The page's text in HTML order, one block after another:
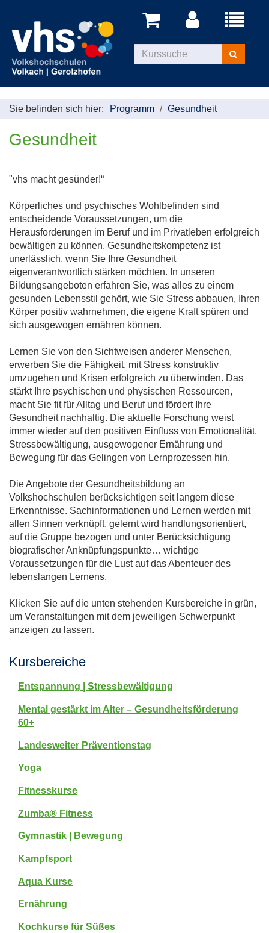
Menü
Kurse
suchen
Sie befinden sich hier: Programm Gesundheit
Gesundheit
"vhs macht gesünder!“
Körperliches und psychisches Wohlbefinden sind
entscheidende Voraussetzungen, um die
Herausforderungen im Beruf und im Privatleben erfolgreich
bewältigen zu können. Gesundheitskompetenz ist
unerlässlich, wenn Sie Ihre Gesundheit
eigenverantwortlich stärken möchten. In unseren
Bildungsangeboten erfahren Sie, was alles zu einem
gesunden Lebensstil gehört, wie Sie Stress abbauen, Ihren
Körper positiv wahrnehmen, die eigene Kraft spüren und
sich ausgewogen ernähren können.
Lernen Sie von den Sichtweisen anderer Menschen,
erwerben Sie die Fähigkeit, mit Stress konstruktiv
umzugehen und Krisen erfolgreich zu überwinden. Das
stärkt Ihre psychischen und physischen Ressourcen,
macht Sie fit für Alltag und Beruf und fördert Ihre
Gesundheit nachhaltig. Die aktuelle Forschung weist
immer wieder auf den positiven Einfluss von Emotionalität,
Stressbewältigung, ausgewogener Ernährung und
Bewegung für das Gelingen von Lernprozessen hin.
Die Angebote der Gesundheitsbildung an
Volkshochschulen berücksichtigen seit langem diese
Erkenntnisse. Sachinformationen und Lernen werden mit
allen Sinnen verknüpft, gelernt wird handlungsorientiert,
auf die Gruppe bezogen und unter Berücksichtigung
biografischer Anknüpfungspunkte… wichtige
Voraussetzungen für die Lust auf das Abenteuer des
lebenslangen Lernens.
Klicken Sie auf die unten stehenden Kursbereiche in grün,
um Veranstaltungen mit dem jeweiligen Schwerpunkt
anzeigen zu lassen.
Kursbereiche
Entspannung | Stressbewältigung
Mental gestärkt im Alter – Gesundheitsförderung
60+
Landesweiter Präventionstag
Yoga
Fitnesskurse
Zumba® Fitness
Gymnastik | Bewegung
Kampfsport
Aqua Kurse
Ernährung
Kochkurse für Süßes